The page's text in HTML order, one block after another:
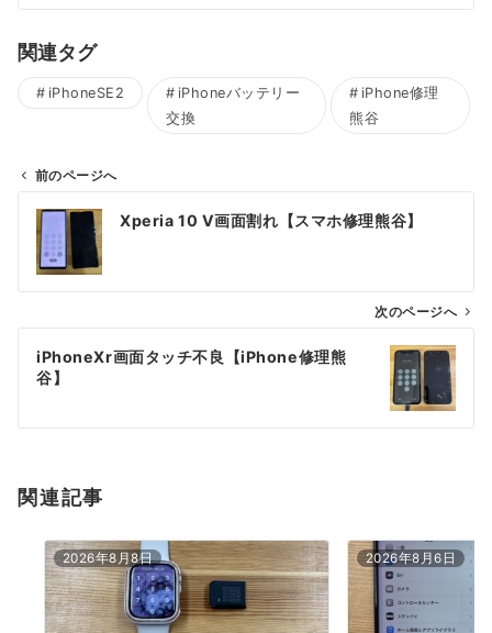
関連タグ
iPhoneSE2
iPhoneバッテリー
交換
iPhone修理
熊谷
ン
前のページへ
Xperia 10 V画面割れ【スマホ修理熊谷】
次のページへ
iPhoneXr画面タッチ不良【iPhone修理熊
谷】
関連記事
2026年8月8日 2026年8月6日